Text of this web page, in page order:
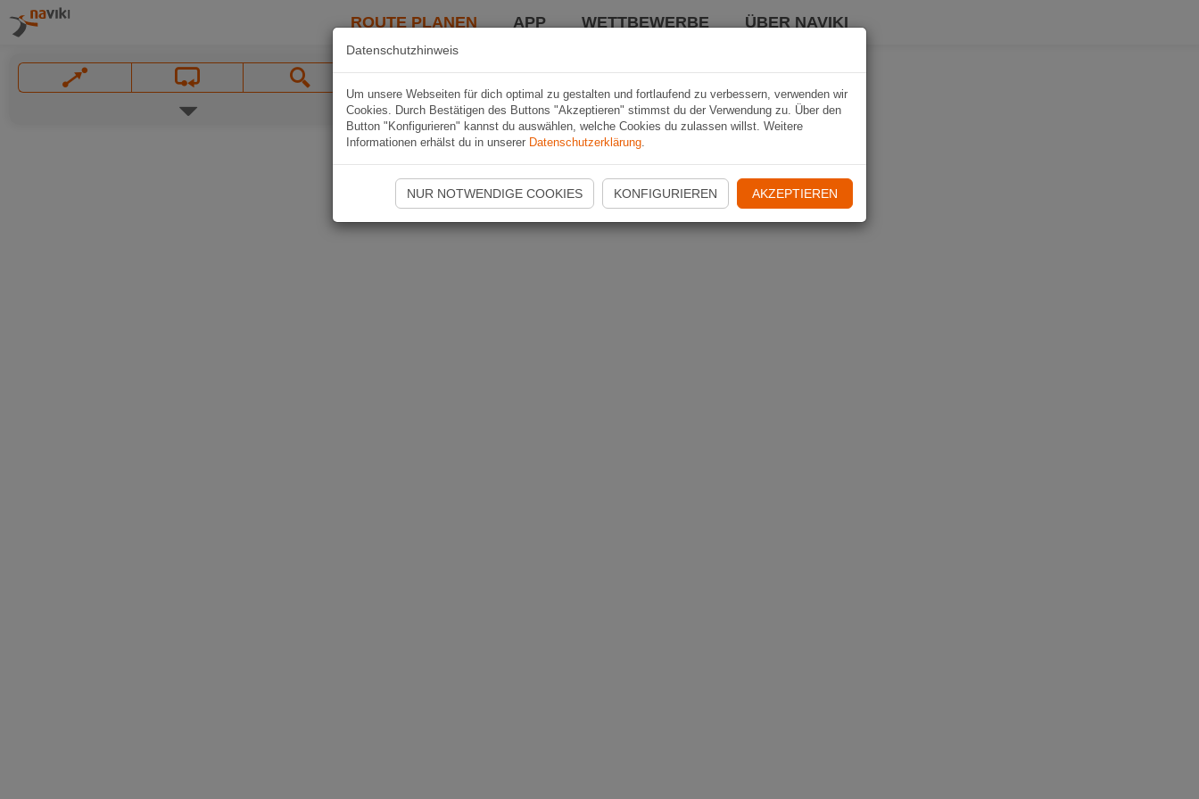
ROUTE PLANEN APP WETTBEWERBE ÜBER NAVIKI
Datenschutzhinweis
Um unsere Webseiten für dich optimal zu gestalten und fortlaufend zu verbessern, verwenden wir
Cookies. Durch Bestätigen des Buttons "Akzeptieren" stimmst du der Verwendung zu. Über den
Button "Konfigurieren" kannst du auswählen, welche Cookies du zulassen willst. Weitere
Informationen erhälst du in unserer Datenschutzerklärung.
NUR NOTWENDIGE COOKIES KONFIGURIEREN AKZEPTIEREN